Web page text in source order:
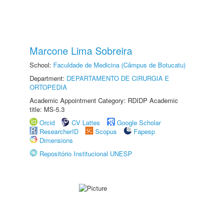
Marcone Lima Sobreira
School: Faculdade de Medicina (Câmpus de Botucatu)
Department: DEPARTAMENTO DE CIRURGIA E
ORTOPEDIA
Academic Appointment Category: RDIDP Academic
title: MS-5.3
Orcid
CV Lattes
Google Scholar
ResearcherID
Scopus
Fapesp
Dimensions
Repositório Institucional UNESP